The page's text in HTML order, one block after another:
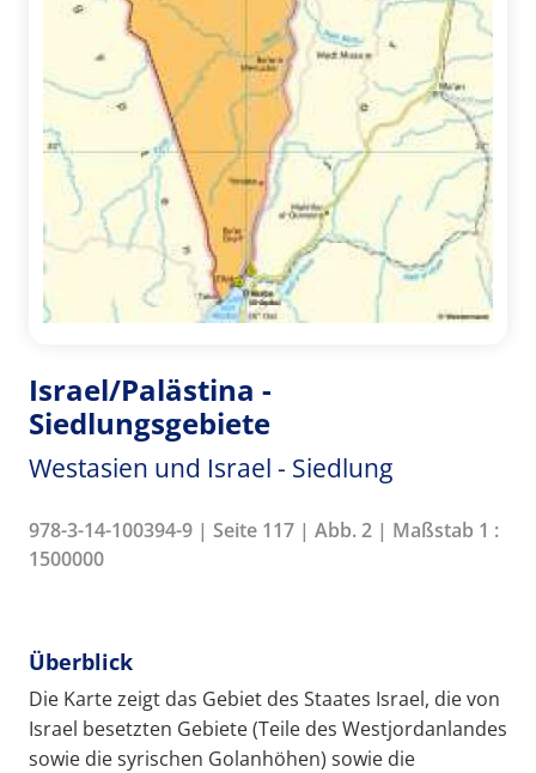
Israel/Palästina -
Siedlungsgebiete
Westasien und Israel - Siedlung
978-3-14-100394-9 | Seite 117 | Abb. 2 | Maßstab 1 :
1500000
Überblick
Die Karte zeigt das Gebiet des Staates Israel, die von
Israel besetzten Gebiete (Teile des Westjordanlandes
sowie die syrischen Golanhöhen) sowie die